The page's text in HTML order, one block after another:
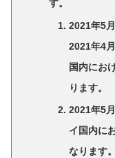
す。
2021年5
2021年4
国内にお
ります。
2021年5
イ国内に
なります。